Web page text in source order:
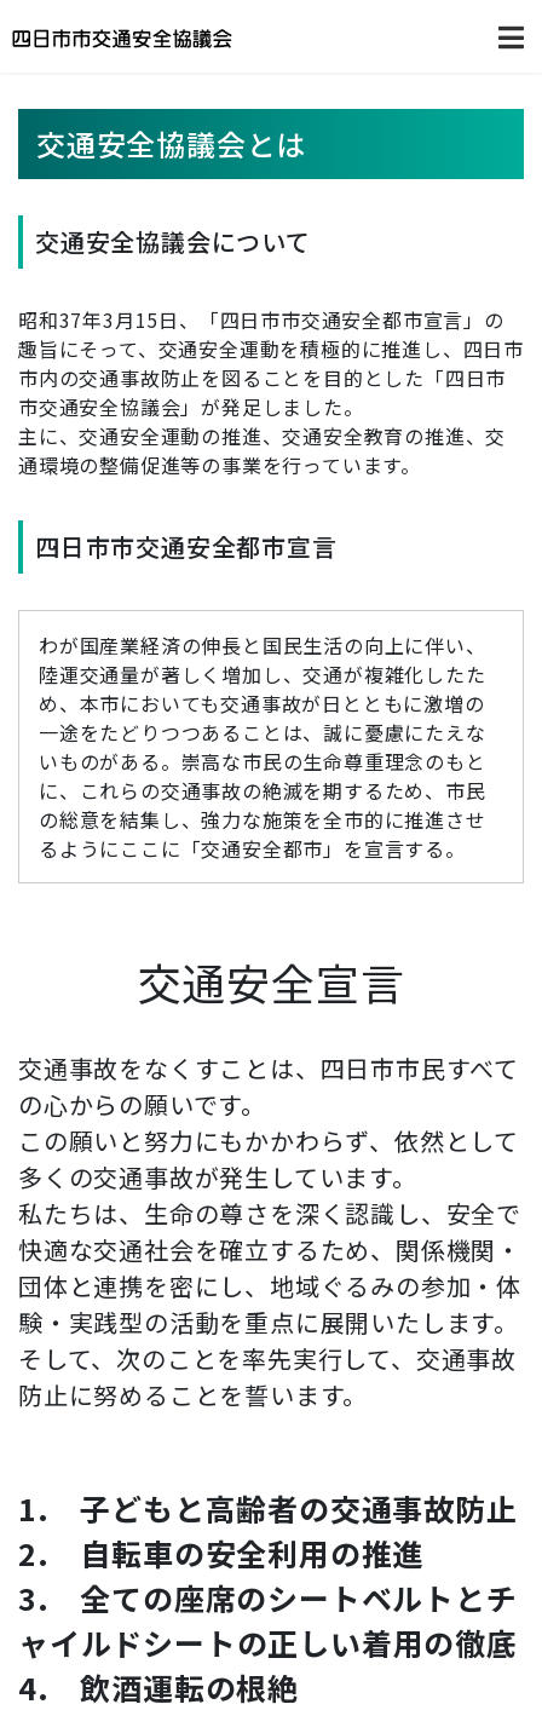
交通安全協議会とは
交通安全協議会について
昭和37年3月15日、「四日市市交通安全都市宣言」の
趣旨にそって、交通安全運動を積極的に推進し、四日市
市内の交通事故防止を図ることを目的とした「四日市
市交通安全協議会」が発足しました。
主に、交通安全運動の推進、交通安全教育の推進、交
通環境の整備促進等の事業を行っています。
四日市市交通安全都市宣言
わが国産業経済の伸長と国民生活の向上に伴い、
陸運交通量が著しく増加し、交通が複雑化したた
め、本市においても交通事故が日とともに激増の
一途をたどりつつあることは、誠に憂慮にたえな
いものがある。崇高な市民の生命尊重理念のもと
に、これらの交通事故の絶滅を期するため、市民
の総意を結集し、強力な施策を全市的に推進させ
るようにここに「交通安全都市」を宣言する。
交通安全宣言
交通事故をなくすことは、四日市市民すべて
の心からの願いです。
この願いと努力にもかかわらず、依然として
多くの交通事故が発生しています。
私たちは、生命の尊さを深く認識し、安全で
快適な交通社会を確立するため、関係機関・
団体と連携を密にし、地域ぐるみの参加・体
験・実践型の活動を重点に展開いたします。
そして、次のことを率先実行して、交通事故
防止に努めることを誓います。
1. 子どもと高齢者の交通事故防止
2. 自転車の安全利用の推進
3. 全ての座席のシートベルトとチ
ャイルドシートの正しい着用の徹底
4. 飲酒運転の根絶